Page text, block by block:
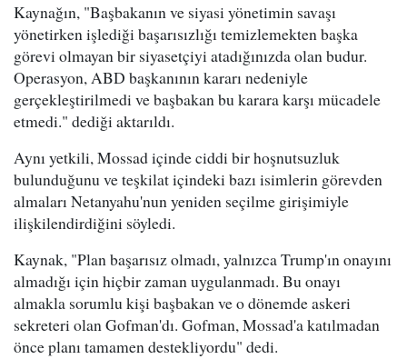
Kaynağın, "Başbakanın ve siyasi yönetimin savaşı
yönetirken işlediği başarısızlığı temizlemekten başka
görevi olmayan bir siyasetçiyi atadığınızda olan budur.
Operasyon, ABD başkanının kararı nedeniyle
gerçekleştirilmedi ve başbakan bu karara karşı mücadele
etmedi." dediği aktarıldı.
Aynı yetkili, Mossad içinde ciddi bir hoşnutsuzluk
bulunduğunu ve teşkilat içindeki bazı isimlerin görevden
almaları Netanyahu'nun yeniden seçilme girişimiyle
ilişkilendirdiğini söyledi.
Kaynak, "Plan başarısız olmadı, yalnızca Trump'ın onayını
almadığı için hiçbir zaman uygulanmadı. Bu onayı
almakla sorumlu kişi başbakan ve o dönemde askeri
sekreteri olan Gofman'dı. Gofman, Mossad'a katılmadan
önce planı tamamen destekliyordu" dedi.